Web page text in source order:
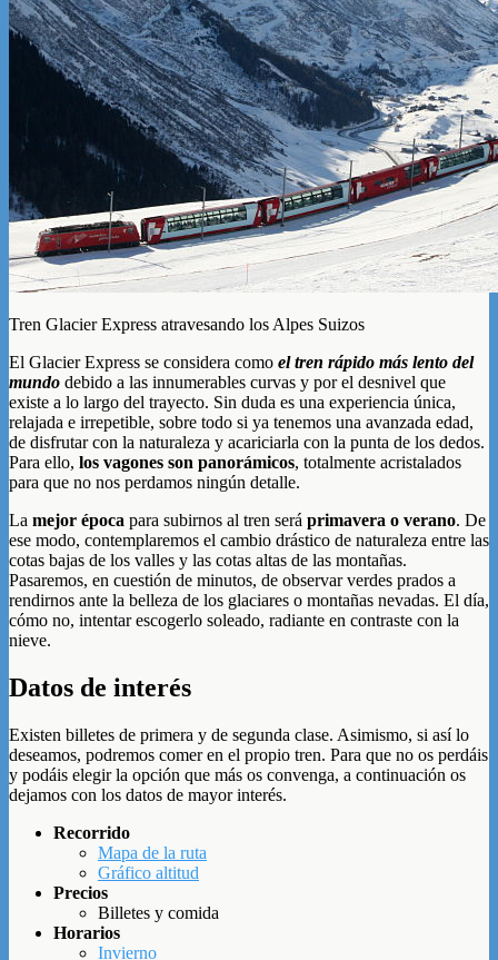
Tren Glacier Express atravesando los Alpes Suizos
El Glacier Express se considera como el tren rápido más lento del
mundo debido a las innumerables curvas y por el desnivel que
existe a lo largo del trayecto. Sin duda es una experiencia única,
relajada e irrepetible, sobre todo si ya tenemos una avanzada edad,
de disfrutar con la naturaleza y acariciarla con la punta de los dedos.
Para ello, los vagones son panorámicos, totalmente acristalados
para que no nos perdamos ningún detalle.
La mejor época para subirnos al tren será primavera o verano. De
ese modo, contemplaremos el cambio drástico de naturaleza entre las
cotas bajas de los valles y las cotas altas de las montañas.
Pasaremos, en cuestión de minutos, de observar verdes prados a
rendirnos ante la belleza de los glaciares o montañas nevadas. El día,
cómo no, intentar escogerlo soleado, radiante en contraste con la
nieve.
Datos de interés
Existen billetes de primera y de segunda clase. Asimismo, si así lo
deseamos, podremos comer en el propio tren. Para que no os perdáis
y podáis elegir la opción que más os convenga, a continuación os
dejamos con los datos de mayor interés.
Recorrido
Mapa de la ruta
Gráfico altitud
Precios
Billetes y comida
Horarios
Invierno